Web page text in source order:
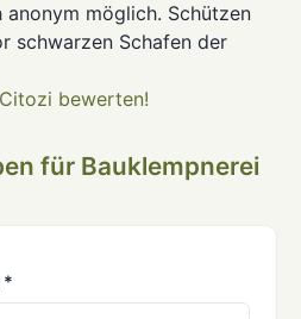
anonym möglich. Schützen
schwarzen Schafen der
bewerten!
für Bauklempnerei
*